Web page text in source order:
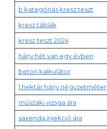
b kategóriás kresz teszt
kresz táblák
kresz teszt 2024
hány hét van egy évben
beton kalkulátor
1 hektár hány négyzetméter
műszaki vizsga ára
saxenda injekció ára